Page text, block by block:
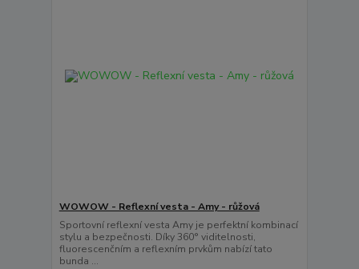
WOWOW - Reflexní vesta - Amy - růžová
Sportovní reflexní vesta Amy je perfektní kombinací
stylu a bezpečnosti. Díky 360° viditelnosti,
fluorescenčním a reflexním prvkům nabízí tato
bunda ...